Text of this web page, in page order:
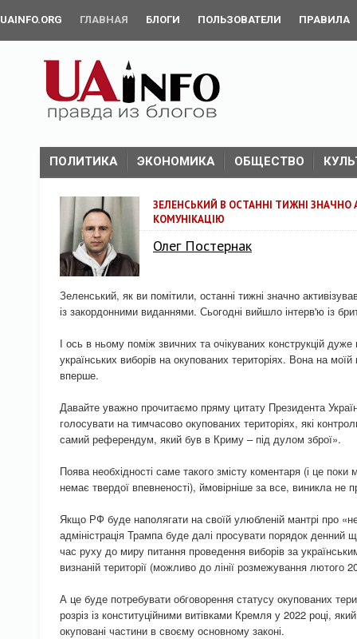
UAINFO.ORG ГЛАВНАЯ БЛОГИ ПОЛЬЗОВАТЕЛИ ПРАВИЛА
ПОЛИТИКА ЭКОНОМИКА ОБЩЕСТВО
ЗЕЛЕНСЬКИЙ В ОСТАННІ ТИЖНІ ЗНАЧНО
КОМУНІКАЦІЮ
Олег Постернак
Зеленський, як ви помітили, останні тижні значно
із закордонними виданнями. Сьогодні вийшло інтерв'ю із
І ось в ньому поміж звичних та очікуваних конструкцій
українських виборів на окупованих територіях. Вона на моїй
вперше.
Давайте уважно прочитаємо пряму цитату Президента
голосувати на тимчасово окупованих територіях, які
самий референдум, який був в Криму – під дулом зброї».
Поява необхідності саме такого змісту коментаря (і це
немає твердої впевненості), ймовірніше за все, виникла не
Якщо РФ буде наполягати на своїй улюбленій мантрі про
адміністрація Трампа буде далі просувати порядок денний
час руху до миру питання проведення виборів за
визнаній території (можливо до лінії розмежування лютого
А це буде потребувати обговорення статусу окупованих
розріз із конституційними витівками Кремля у 2022 році,
окуповані частини в своєму основному законі.